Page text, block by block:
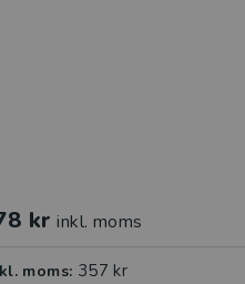
kr inkl. moms
moms: 357 kr